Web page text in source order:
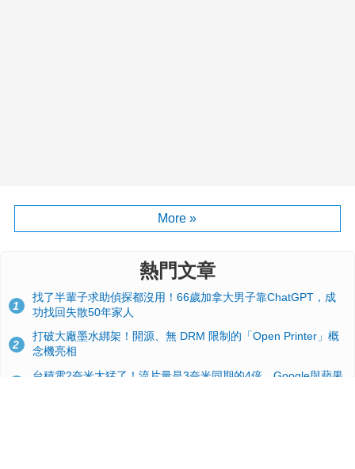
More »
熱門文章
1
找了半輩子求助偵探都沒用！66歲加拿大男子靠ChatGPT，成
功找回失散50年家人
2
打破大廠墨水綁架！開源、無 DRM 限制的「Open Printer」概
念機亮相
台積電2奈米太猛了！流片量是3奈米同期的4倍，Google與蘋果